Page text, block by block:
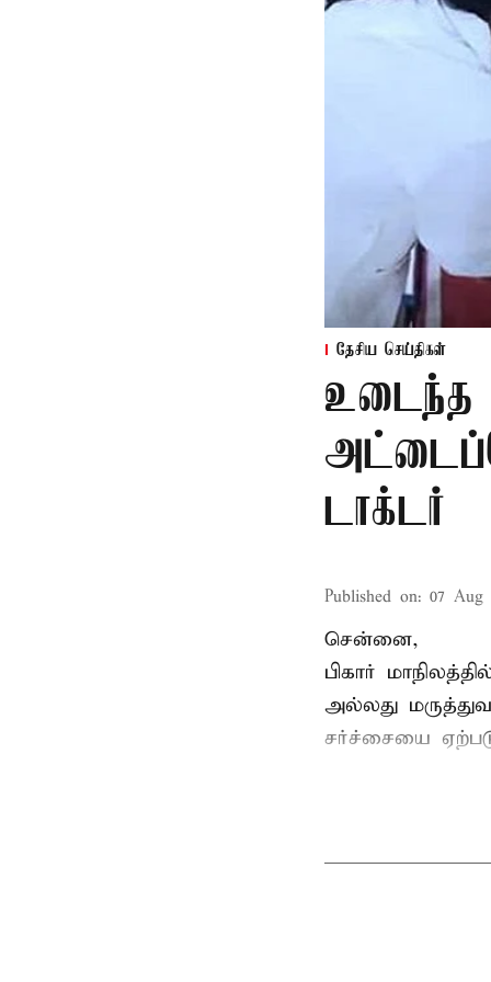
தேசிய செய்திகள்
உடைந்த
டாக்டர்
Published on: 07 Aug
சென்னை,
பிகார்
அல்லது
சர்ச்சையை